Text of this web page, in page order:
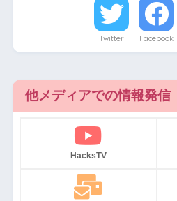
Twitter Facebook
他メディアでの情報発信
HacksTV